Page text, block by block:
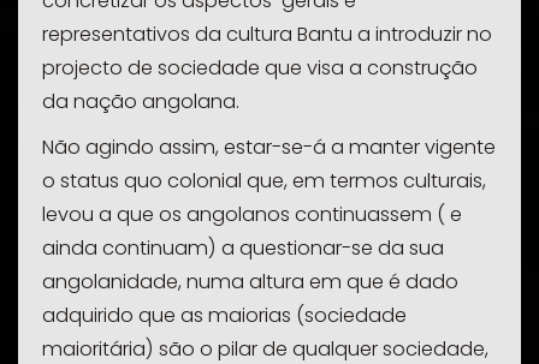
representativos da cultura Bantu a introduzir no
projecto de sociedade que visa a construção
da nação angolana.
Não agindo assim, estar-se-á a manter vigente
o status quo colonial que, em termos culturais,
levou a que os angolanos continuassem ( e
ainda continuam) a questionar-se da sua
angolanidade, numa altura em que é dado
adquirido que as maiorias (sociedade
maioritária) são o pilar de qualquer sociedade,